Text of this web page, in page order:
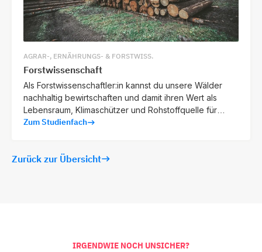
AGRAR-, ERNÄHRUNGS- & FORSTWISS.
Forstwissenschaft
Als Forstwissenschaftler:in kannst du unsere Wälder
nachhaltig bewirtschaften und damit ihren Wert als
Lebensraum, Klimaschützer und Rohstoffquelle für
kommende Generationen erhalten.
Zum Studienfach
Zurück zur Übersicht
IRGENDWIE NOCH UNSICHER?